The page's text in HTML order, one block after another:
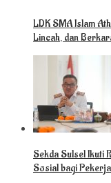
LDK SMA Islam
Lincah, dan
Sekda Sulsel Ikuti
Sosial bagi